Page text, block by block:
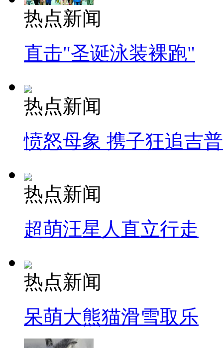
热点新闻
直击"圣诞泳装裸跑"
热点新闻
愤怒母象 携子狂追吉
热点新闻
超萌汪星人直立行走
热点新闻
呆萌大熊猫滑雪取乐